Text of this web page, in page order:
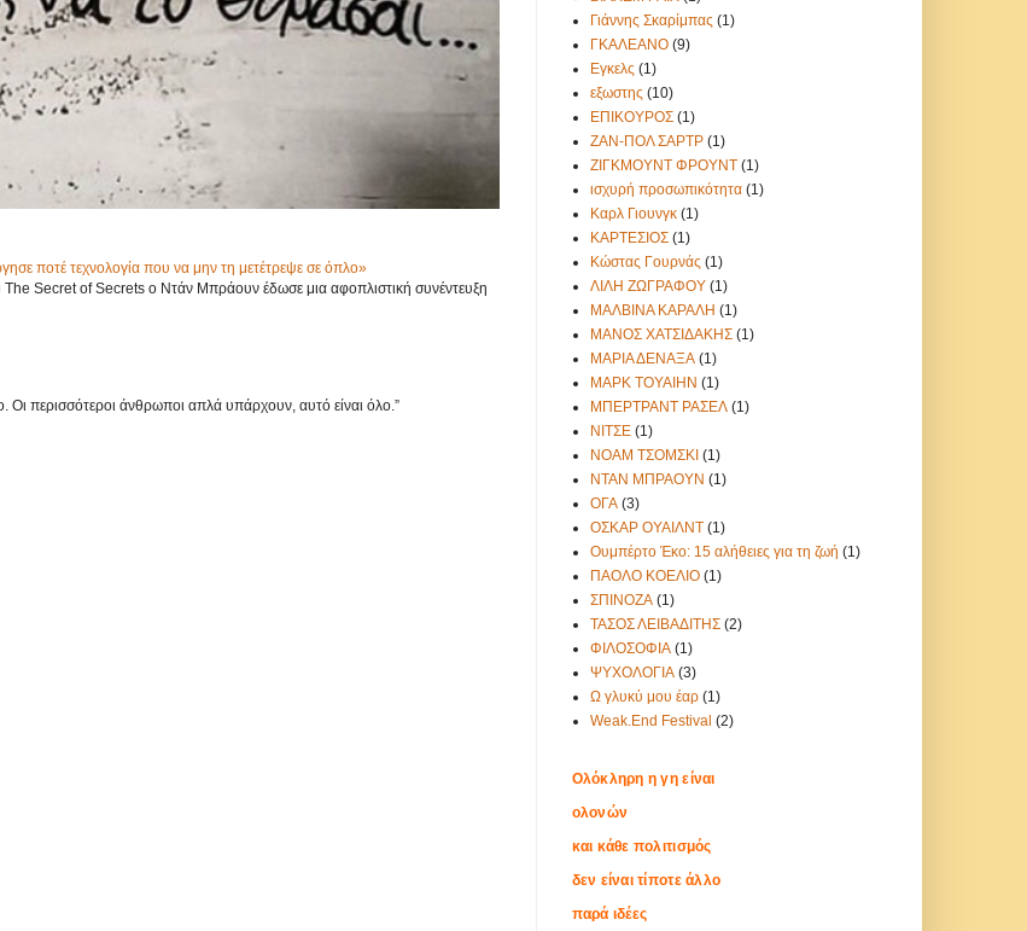
ποτέ τεχνολογία που να μην τη μετέτρεψε σε όπλο»
Secret of Secrets ο Ντάν Μπράουν έδωσε μια αφοπλιστική συνέντευξη
Οι περισσότεροι άνθρωποι απλά υπάρχουν, αυτό είναι όλο.”
Γιάννης Σκαρίμπας (1)
ΓΚΑΛΕΑΝΟ (9)
Εγκελς (1)
εξωστης (10)
ΕΠΙΚΟΥΡΟΣ (1)
ΖΑΝ-ΠΟΛ ΣΑΡΤΡ (1)
ΖΙΓΚΜΟΥΝΤ ΦΡΟΥΝΤ (1)
ισχυρή προσωπικότητα (1)
Καρλ Γιουνγκ (1)
ΚΑΡΤΕΣΙΟΣ (1)
Κώστας Γουρνάς (1)
ΛΙΛΗ ΖΩΓΡΑΦΟΥ (1)
ΜΑΛΒΙΝΑ ΚΑΡΑΛΗ (1)
ΜΑΝΟΣ ΧΑΤΣΙΔΑΚΗΣ (1)
ΜΑΡΙΑ ΔΕΝΑΞΑ (1)
ΜΑΡΚ ΤΟΥΑΙΗΝ (1)
ΜΠΕΡΤΡΑΝΤ ΡΑΣΕΛ (1)
ΝΙΤΣΕ (1)
ΝΟΑΜ ΤΣΟΜΣΚΙ (1)
ΝΤΑΝ ΜΠΡΑΟΥΝ (1)
ΟΓΑ (3)
ΟΣΚΑΡ ΟΥΑΙΛΝΤ (1)
Ουμπέρτο Έκο: 15 αλήθειες για τη ζωή (1)
ΠΑΟΛΟ ΚΟΕΛΙΟ (1)
ΣΠΙΝΟΖΑ (1)
ΤΑΣΟΣ ΛΕΙΒΑΔΙΤΗΣ (2)
ΦΙΛΟΣΟΦΙΑ (1)
ΨΥΧΟΛΟΓΙΑ (3)
Ω γλυκύ μου έαρ (1)
Weak.End Festival (2)
Ολόκληρη η γη είναι
ολονών
και κάθε πολιτισμός
δεν είναι τίποτε άλλο
παρά ιδέες